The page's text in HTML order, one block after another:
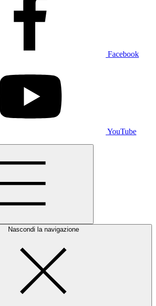
Facebook
YouTube
Nascondi la navigazione